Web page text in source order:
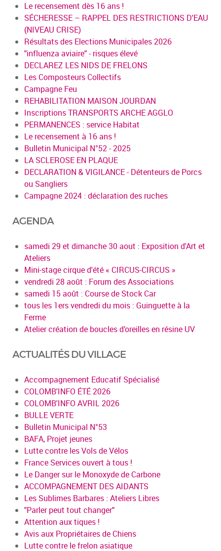
Le recensement dès 16 ans !
SÉCHERESSE – RAPPEL DES RESTRICTIONS D'EAU
(NIVEAU CRISE)
Résultats des Elections Municipales 2026
"influenza aviaire" - risques élevé
DECLAREZ LES NIDS DE FRELONS
Les Composteurs Collectifs
Campagne Feu
REHABILITATION MAISON JOURDAN
Inscriptions TRANSPORTS ARCHE AGGLO
PERMANENCES : service Habitat
Le recensement à 16 ans !
Bulletin Municipal N°52 - 2025
LA SCLEROSE EN PLAQUE
DECLARATION & VIGILANCE - Détenteurs de Porcs
ou Sangliers
Campagne 2024 : déclaration des ruches
AGENDA
samedi 29 et dimanche 30 aout : Exposition d'Art et
Ateliers
Mini-stage cirque d'été « CIRCUS-CIRCUS »
vendredi 28 août : Forum des Associations
samedi 15 août : Course de Stock Car
tous les 1ers vendredi du mois : Guinguette à la
Ferme
Atelier création de boucles d’oreilles en résine UV
ACTUALITÉS DU VILLAGE
Accompagnement Educatif Spécialisé
COLOMB'INFO ÉTÉ 2026
COLOMB'INFO AVRIL 2026
BULLE VERTE
Bulletin Municipal N°53
BAFA, Projet jeunes
Lutte contre les Vols de Vélos
France Services ouvert à tous !
Le Danger sur le Monoxyde de Carbone
ACCOMPAGNEMENT DES AIDANTS
Les Sublimes Barbares : Ateliers Libres
"Parler peut tout changer"
Attention aux tiques !
Avis aux Propriétaires de Chiens
Lutte contre le frelon asiatique